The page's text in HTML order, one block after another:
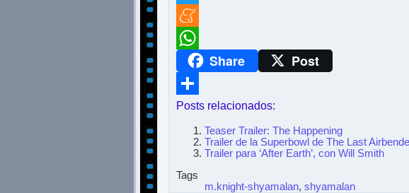
Twitter
Meneame
WhatsAppShare Post
Compartir
Posts relacionados:
Teaser Trailer: The Happening
Trailer de la Superbowl de The Last
Trailer para ‘After Earth’, con Will Smith
Tags
m.knight-shyamalan, shyamalan